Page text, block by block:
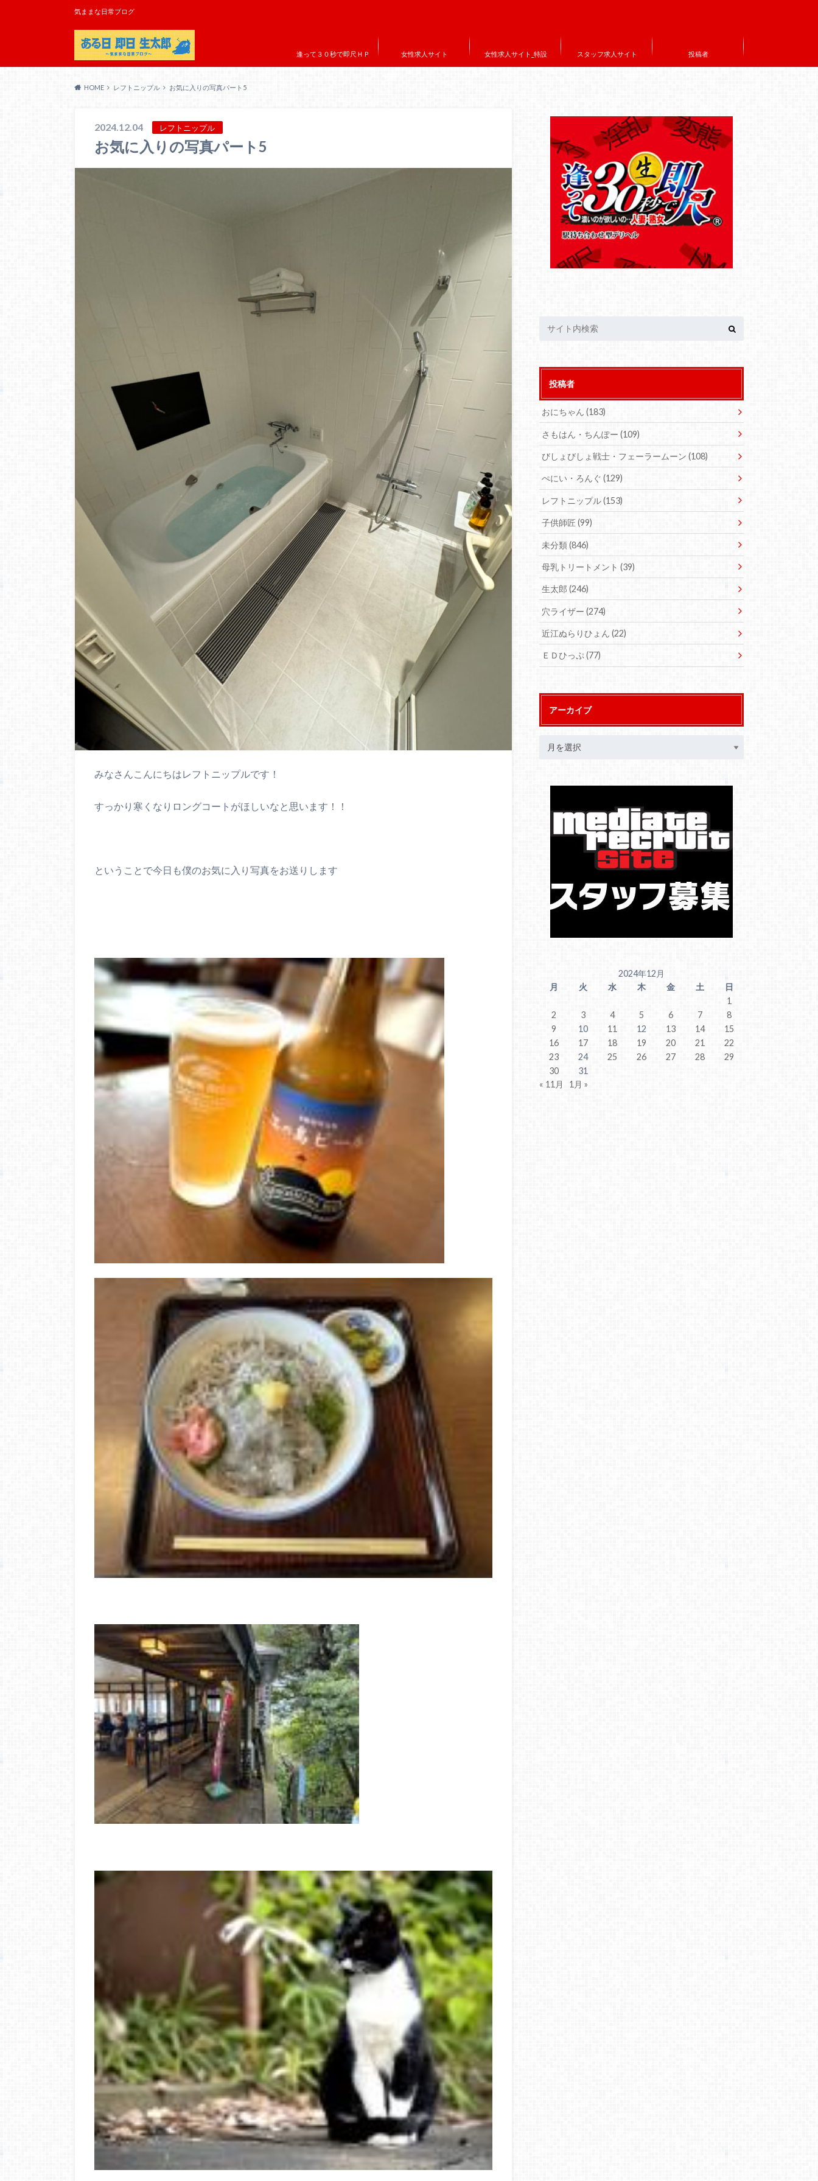
気ままな日常ブログ
逢って３０秒で即尺ＨＰ 女性求人サイト 女性求人サイト_特設 スタッフ求人サイト 投稿者
HOME レフトニップル お気に入りの写真パート5
2024.12.04 レフトニップル
お気に入りの写真パート5
みなさんこんにちはレフトニップルです！
すっかり寒くなりロングコートがほしいなと思います！！
ということで今日も僕のお気に入り写真をお送りします
投稿者
おにちゃん(183)
さもはん・ちんぽー(109)
びしょびしょ戦士・フェーラームーン(108)
ぺにい・ろんぐ(129)
レフトニップル(153)
子供師匠(99)
未分類(846)
母乳トリートメント(39)
生太郎(246)
穴ライザー(274)
近江ぬらりひょん(22)
ＥＤひっぷ(77)
アーカイブ
2024年12月
月
火 水 木 金 土
日
1
2
3 4 5 6 7
8
9
10 11 12 13 14
15
16
17 18 19 20 21
22
23
24 25 26 27 28
29
30
31
« 11月
1月 »